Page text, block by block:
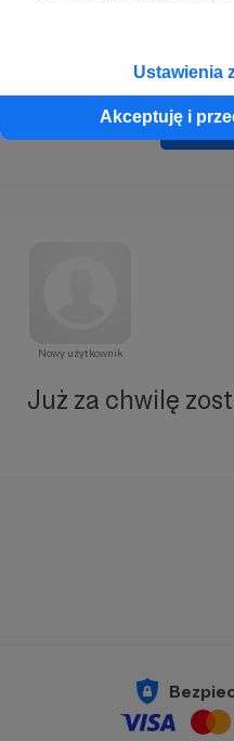
Ustawienia
Akceptuję i
Cofnij
Nowy użytkownik
Już za chwilę